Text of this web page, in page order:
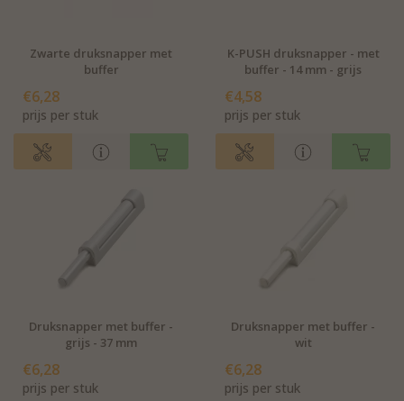
Zwarte druksnapper met
buffer
€6,28
prijs per stuk
K-PUSH druksnapper - met
buffer - 14 mm - grijs
€4,58
prijs per stuk
Druksnapper met buffer -
grijs - 37 mm
€6,28
prijs per stuk
Druksnapper met buffer -
wit
€6,28
prijs per stuk